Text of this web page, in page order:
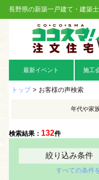
長野県の新築一戸建て・建築
最新イベント 施工
トップ> お客様の声検索
年代や家
検索結果： 132件
絞り込み条件
すべての条件